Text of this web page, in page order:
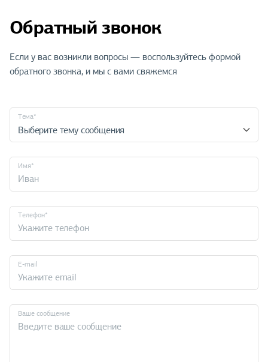
Обратный звонок
Если у вас возникли вопросы — воспользуйтесь формой
обратного звонка, и мы с вами свяжемся
Тема*
Выберите тему сообщения
Имя*
Телефон*
E-mail
Ваше сообщение